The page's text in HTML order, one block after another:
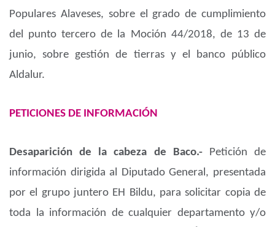
Populares Alaveses, sobre el grado de cumplimiento
del punto tercero de la Moción 44/2018, de 13 de
junio, sobre gestión de tierras y el banco público
Aldalur.
PETICIONES DE INFORMACIÓN
Desaparición de la cabeza de Baco.- Petición de
información dirigida al Diputado General, presentada
por el grupo juntero EH Bildu, para solicitar copia de
toda la información de cualquier departamento y/o